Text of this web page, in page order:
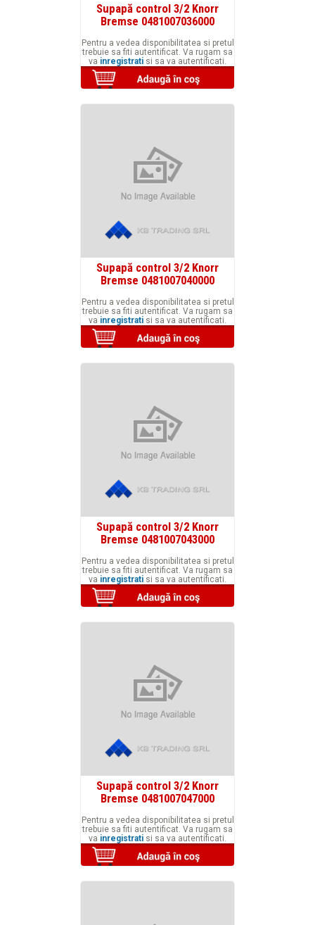
Supapă control 3/2 Knorr
Bremse 0481007036000
Pentru a vedea disponibilitatea si pretul
trebuie sa fiti autentificat. Va rugam sa
va inregistrati si sa va autentificati.
Supapă control 3/2 Knorr
Bremse 0481007040000
Pentru a vedea disponibilitatea si pretul
trebuie sa fiti autentificat. Va rugam sa
va inregistrati si sa va autentificati.
Supapă control 3/2 Knorr
Bremse 0481007043000
Pentru a vedea disponibilitatea si pretul
trebuie sa fiti autentificat. Va rugam sa
va inregistrati si sa va autentificati.
Supapă control 3/2 Knorr
Bremse 0481007047000
Pentru a vedea disponibilitatea si pretul
trebuie sa fiti autentificat. Va rugam sa
va inregistrati si sa va autentificati.